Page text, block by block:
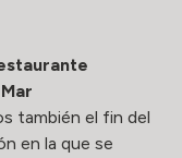
también el fin del
en la que se